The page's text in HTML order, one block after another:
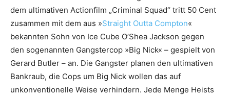
dem ultimativen Actionfilm „Criminal Squad“ tritt 50 Cent
zusammen mit dem aus »Straight Outta Compton«
bekannten Sohn von Ice Cube O’Shea Jackson gegen
den sogenannten Gangstercop »Big Nick« – gespielt von
Gerard Butler – an. Die Gangster planen den ultimativen
Bankraub, die Cops um Big Nick wollen das auf
unkonventionelle Weise verhindern. Jede Menge Heists